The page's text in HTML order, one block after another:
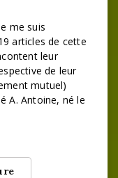
me suis
articles de cette
leur
de leur
mutuel)
A. Antoine, né le